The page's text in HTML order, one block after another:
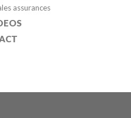
assurances